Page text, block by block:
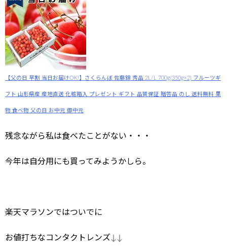
【父の日 早割 当日お届けOK!】さくらんぼ 佐藤錦 秀品 2L/L 700g(350g×2) フルーツギ
フト 山形県産 産地直送 化粧箱入 プレゼント ギフト 品質保証 贈答品 のし 送料無料 果
物 食べ物 父の日 お中元 御中元
残念ながら私は食べたことがない・・・
今年は自分用にも買ってみようかしら。
楽天マラソンではついでに
お値打ちなコンタクトレンズ↓↓